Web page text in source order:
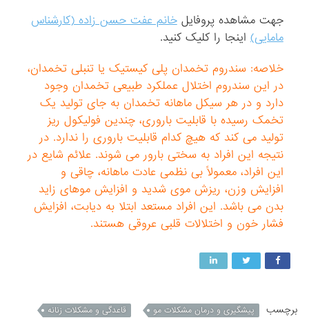
جهت مشاهده پروفایلخانم عفت حسن زاده (کارشناس
مامایی)اینجا را کلیک کنید.
خلاصه: سندروم تخمدان پلی کیستیک یا تنبلی تخمدان،
در این سندروم اختلال عملکرد طبیعی تخمدان وجود
دارد و در هر سیکل ماهانه تخمدان به جای تولید یک
تخمک رسیده با قابلیت باروری، چندین فولیکول ریز
تولید می کند که هیچ کدام قابلیت باروری را ندارد. در
نتیجه این افراد به سختی بارور می شوند. علائم شایع در
این افراد، معمولاً بی نظمی عادت ماهانه، چاقی و
افزایش وزن، ریزش موی شدید و افزایش موهای زاید
بدن می باشد. این افراد مستعد ابتلا به دیابت، افزایش
فشار خون و اختلالات قلبی عروقی هستند.
برچسب پیشگیری و درمان مشکلات مو قاعدگی و مشکلات زنانه